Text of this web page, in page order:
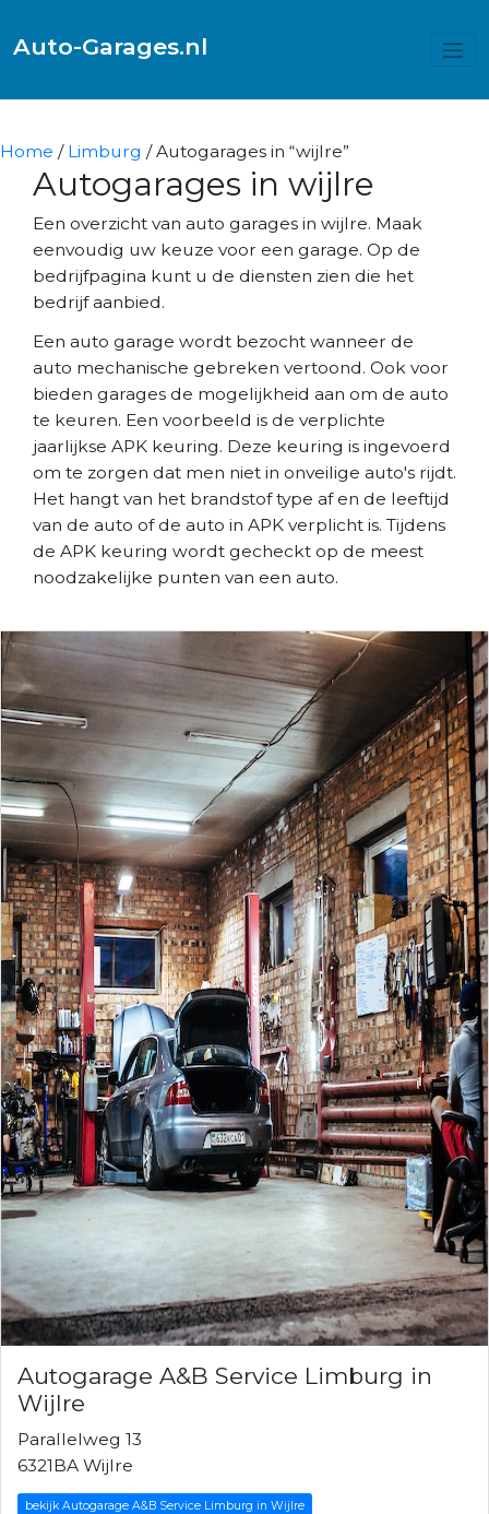
Auto-Garages.nl
Home / Limburg / Autogarages in “wijlre”
Autogarages in wijlre
Een overzicht van auto garages in wijlre. Maak
eenvoudig uw keuze voor een garage. Op de
bedrijfpagina kunt u de diensten zien die het
bedrijf aanbied.
Een auto garage wordt bezocht wanneer de
auto mechanische gebreken vertoond. Ook voor
bieden garages de mogelijkheid aan om de auto
te keuren. Een voorbeeld is de verplichte
jaarlijkse APK keuring. Deze keuring is ingevoerd
om te zorgen dat men niet in onveilige auto's rijdt.
Het hangt van het brandstof type af en de leeftijd
van de auto of de auto in APK verplicht is. Tijdens
de APK keuring wordt gecheckt op de meest
noodzakelijke punten van een auto.
Autogarage A&B Service Limburg in
Wijlre
Parallelweg 13
6321BA Wijlre
bekijk Autogarage A&B Service Limburg in Wijlre